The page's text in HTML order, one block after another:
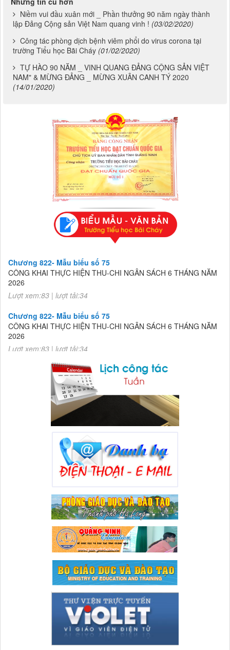
Niềm vui đầu xuân mới _ Phần thưởng 90 năm ngày thành
lập Đảng Cộng sản Việt Nam quang vinh ! (03/02/2020)
Công tác phòng dịch bệnh viêm phổi do virus corona tại
trường Tiểu học Bãi Cháy (01/02/2020)
TỰ HÀO 90 NĂM _ VINH QUANG ĐẢNG CỘNG SẢN VIỆT
NAM" & MỪNG ĐẢNG _ MỪNG XUÂN CANH TÝ 2020
(14/01/2020)
Chương 822- Mẫu biểu số 75
CÔNG KHAI THỰC HIỆN THU-CHI NGÂN SÁCH 6 THÁNG NĂM
2026
Lượt xem:83 | lượt tải:34
Chương 822- Mẫu biểu số 75
CÔNG KHAI THỰC HIỆN THU-CHI NGÂN SÁCH 6 THÁNG NĂM
2026
Lượt xem:83 | lượt tải:34